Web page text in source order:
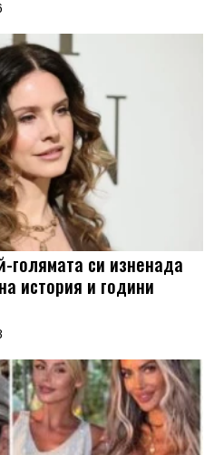
си изненада
история и години